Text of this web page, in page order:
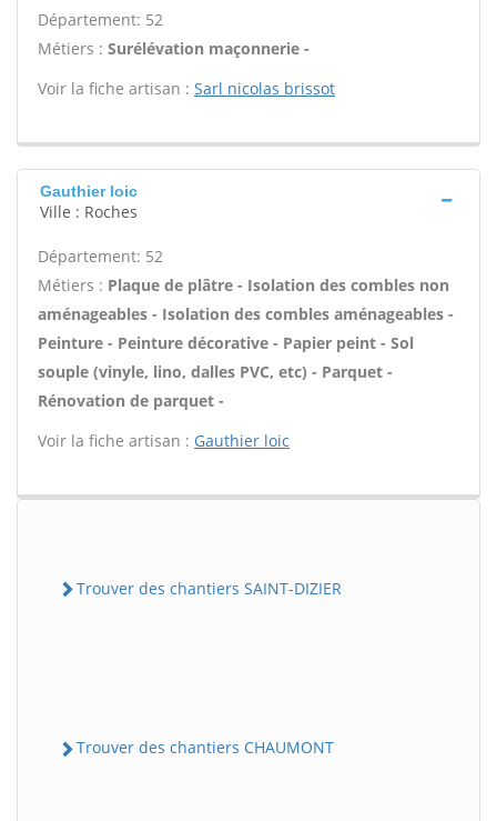
Département: 52
Métiers : Surélévation maçonnerie -
Voir la fiche artisan : Sarl nicolas brissot
Gauthier loic
Ville : Roches
Département: 52
Métiers : Plaque de plâtre - Isolation des combles non
aménageables - Isolation des combles aménageables -
Peinture - Peinture décorative - Papier peint - Sol
souple (vinyle, lino, dalles PVC, etc) - Parquet -
Rénovation de parquet -
Voir la fiche artisan : Gauthier loic
Trouver des chantiers SAINT-DIZIER
Trouver des chantiers CHAUMONT